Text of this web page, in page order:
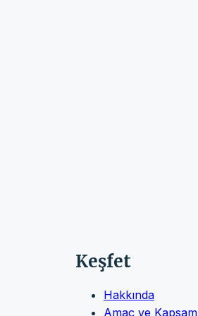
Keşfet
Hakkında
Amaç ve Kapsam